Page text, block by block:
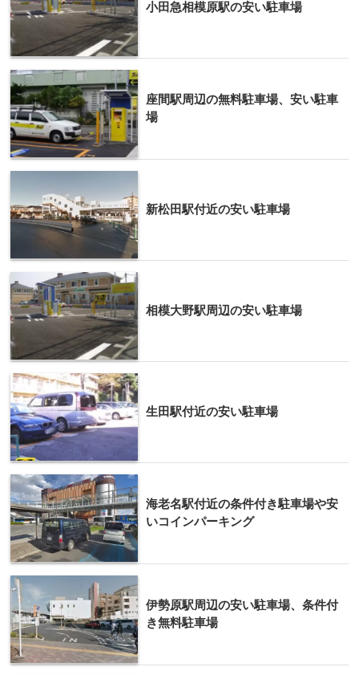
小田急相模原駅の安い駐車場
座間駅周辺の無料駐車場、安い駐車
場
新松田駅付近の安い駐車場
相模大野駅周辺の安い駐車場
生田駅付近の安い駐車場
海老名駅付近の条件付き駐車場や安
いコインパーキング
伊勢原駅周辺の安い駐車場、条件付
き無料駐車場